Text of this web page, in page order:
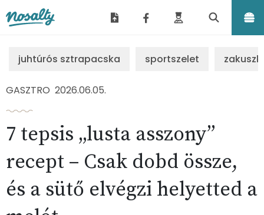
juhtúrós sztrapacska sportszelet
GASZTRO 2026.06.05.
7 tepsis „lusta asszony”
recept – Csak dobd össze,
és a sütő elvégzi helyetted a